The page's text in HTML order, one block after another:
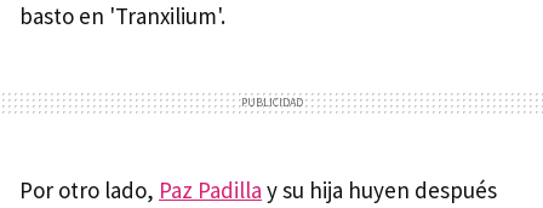
basto en 'Tranxilium'.
Por otro lado, Paz Padilla y su hija huyen después